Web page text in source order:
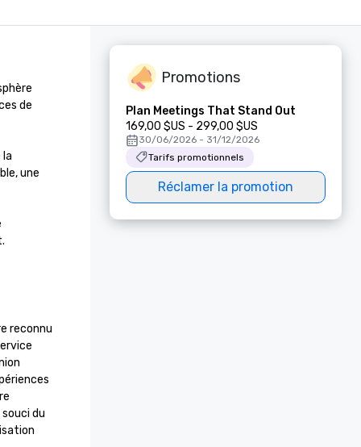
de
une
reconnu
du
Promotions
Plan Meetings That Stand Out
169,00 $US - 299,00 $US
30/06/2026 - 31/12/2026
Tarifs promotionnels
Réclamer la promotion